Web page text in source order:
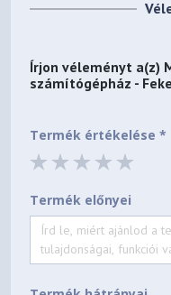
Írjon véleményt a(z)
számítógépház -
Termék értékelése *
Termék előnyei